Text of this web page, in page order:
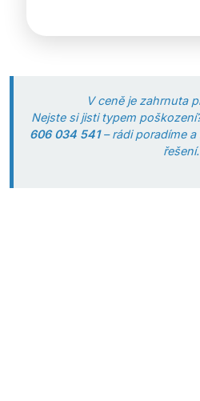
V ceně je zahrnuta
Nejste si jisti typem
606 034 541– rádi poradíme
řešení.